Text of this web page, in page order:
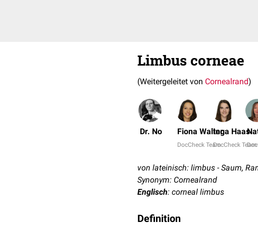
Limbus corneae
(Weitergeleitet von Cornealrand)
Dr. No Fiona Walter
DocCheck Team
Inga Haas
DocCheck Team
von lateinisch: limbus - Saum,
Synonym: Cornealrand
Englisch: corneal limbus
Definition